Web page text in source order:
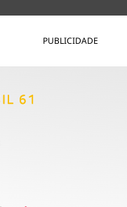
PUBLICIDADE